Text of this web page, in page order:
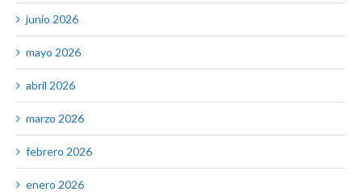
junio 2026
mayo 2026
abril 2026
marzo 2026
febrero 2026
enero 2026